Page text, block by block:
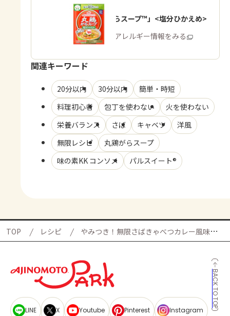
「丸鶏がらスープ™」<塩分ひかえめ>
商品・アレルギー情報をみる
関連キーワード
20分以内 30分以内
簡単・時短
料理初心者
包丁を使わない
火を使わない
栄養バランス
さば キャベツ
洋風
無限レシピ
丸鶏がらスープ
味の素KK コンソメ
パルスイート®
TOP レシピ やみつき！無限さばきゃべつカレー風味の献立
BACK TO TOP
LINE X Youtube Pinterest Instagram